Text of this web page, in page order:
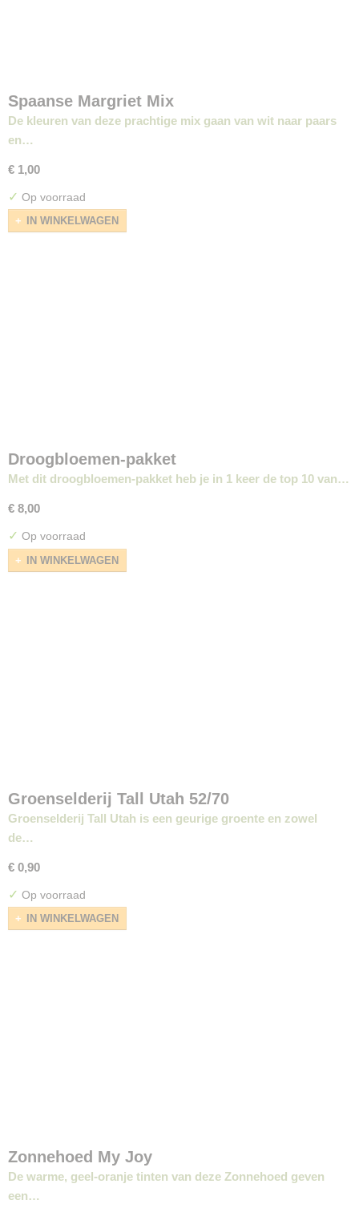
Spaanse Margriet Mix
De kleuren van deze prachtige mix gaan van wit naar paars
en…
€ 1,00
✓ Op voorraad
IN WINKELWAGEN
Droogbloemen-pakket
Met dit droogbloemen-pakket heb je in 1 keer de top 10 van…
€ 8,00
✓ Op voorraad
IN WINKELWAGEN
Groenselderij Tall Utah 52/70
Groenselderij Tall Utah is een geurige groente en zowel
de…
€ 0,90
✓ Op voorraad
IN WINKELWAGEN
Zonnehoed My Joy
De warme, geel-oranje tinten van deze Zonnehoed geven
een…